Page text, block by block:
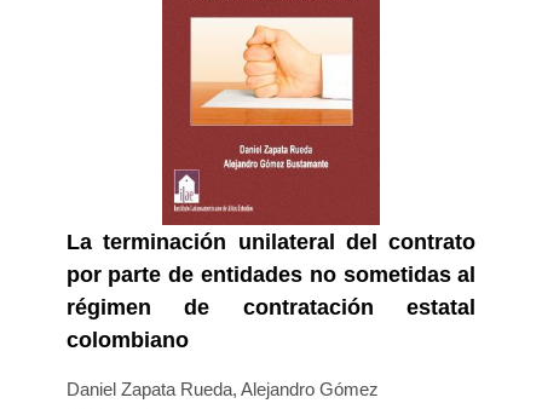
La terminación unilateral del contrato
por parte de entidades no sometidas al
régimen de contratación estatal
colombiano
Daniel Zapata Rueda, Alejandro Gómez